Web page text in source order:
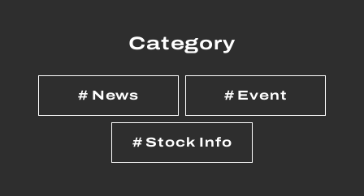
Category
News Event
Stock Info